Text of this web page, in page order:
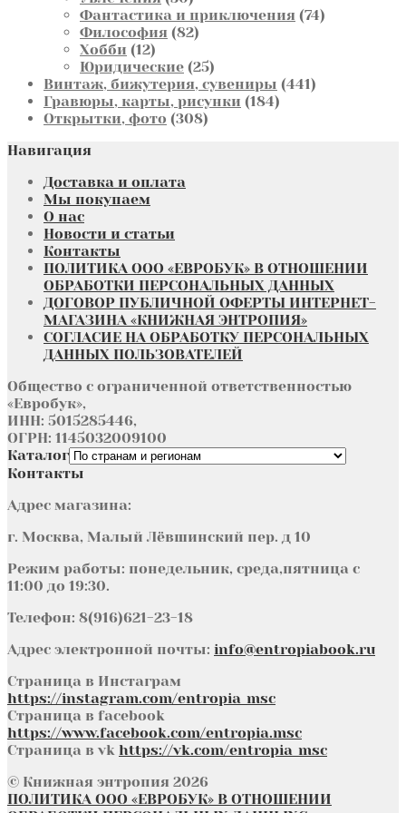
товаров
Фантастика и приключения 7474
Философия 8282
Хобби 1212
товаров
Юридические 2525
товаров
Винтаж, бижутерия, сувениры 441441
Гравюры, карты, рисунки 184184
Открытки, фото 308308
Навигация
Доставка и оплата
Мы покупаем
О нас
Новости и статьи
Контакты
ПОЛИТИКА ООО «ЕВРОБУК» В ОТНОШЕНИИ
ОБРАБОТКИ ПЕРСОНАЛЬНЫХ ДАННЫХ
ДОГОВОР ПУБЛИЧНОЙ ОФЕРТЫ ИНТЕРНЕТ-
МАГАЗИНА «КНИЖНАЯ ЭНТРОПИЯ»
СОГЛАСИЕ НА ОБРАБОТКУ ПЕРСОНАЛЬНЫХ
ДАННЫХ ПОЛЬЗОВАТЕЛЕЙ
Общество с ограниченной ответственностью
«Евробук»,
ИНН: 5015285446,
ОГРН: 1145032009100
Каталог
Контакты
Адрес магазина:
г. Москва, Малый Лёвшинский пер. д 10
Режим работы: понедельник, среда,пятница с
11:00 до 19:30.
Телефон: 8(916)621-23-18
Адрес электронной почты: info@entropiabook.ru
Страница в Инстаграм
https://instagram.com/entropia_msc
Страница в facebook
https://www.facebook.com/entropia.msc
Страница в vk https://vk.com/entropia_msc
© Книжная энтропия 2026
ПОЛИТИКА ООО «ЕВРОБУК» В ОТНОШЕНИИ